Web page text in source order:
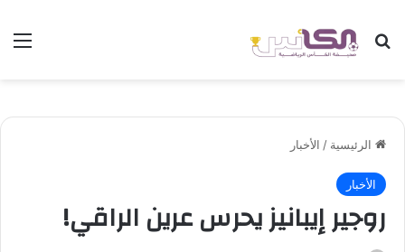
بحث عن
الرئيسية / الأخبار
الأخبار
روجير إيبانيز يحرس عرين الراقي!